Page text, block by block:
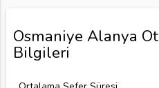
Osmaniye Alanya
Bilgileri